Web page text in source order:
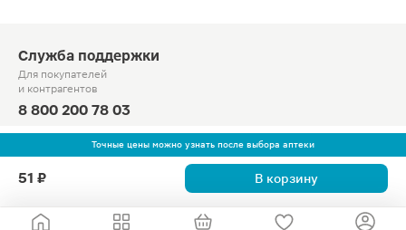
Точные цены можно узнать после выбора аптеки
51 ₽ В корзину
Служба поддержки
Для покупателей
и контрагентов
8 800 200 78 03
Круглосуточно, звонок по России бесплатный
© Официальный сайт сети «Магнит».